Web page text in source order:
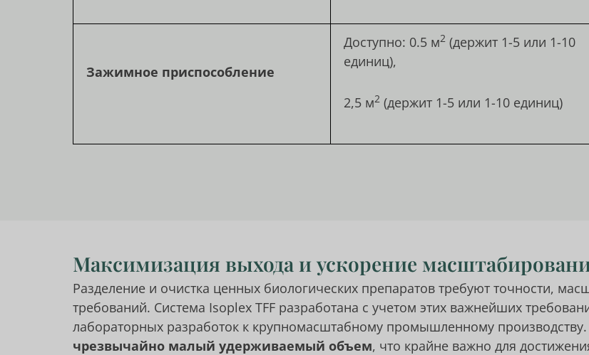
Зажимное приспособление
Доступно: 0.5 м2 (держит 1-5 или 1-10
единиц),
2,5 м2 (держит 1-5 или 1-10 единиц)
Максимизация выхода и ускорение
Разделение и очистка ценных биологических препаратов требуют точности,
требований. Система Isoplex TFF разработана с учетом этих важнейших
лабораторных разработок к крупномасштабному промышленному
чрезвычайно малый удерживаемый объем, что крайне важно для